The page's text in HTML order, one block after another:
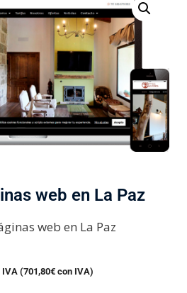
web en La Paz
web en La Paz
IVA (701,80€ con IVA)